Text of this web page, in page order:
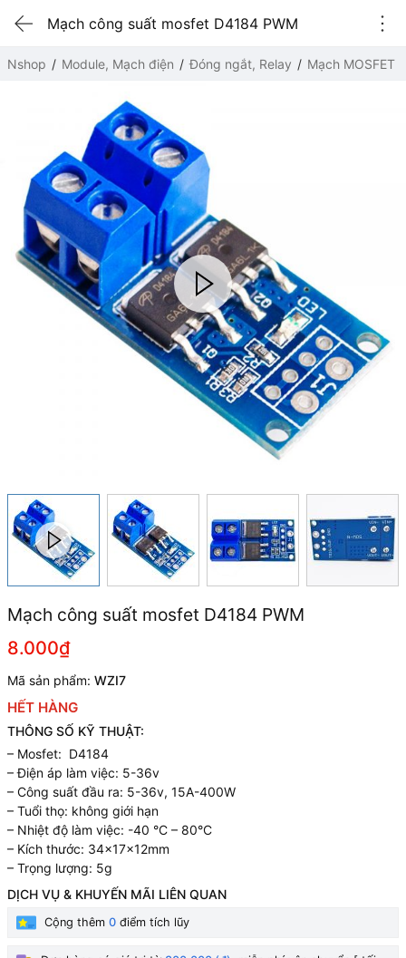
Mạch công suất mosfet D4184 PWM
Nshop Module, Mạch điện Đóng ngắt, Relay Mạch MOSFET
Mạch công suất mosfet D4184 PWM
8.000₫
Mã sản phẩm: WZI7
HẾT HÀNG
THÔNG SỐ KỸ THUẬT:
– Mosfet: D4184
– Điện áp làm việc: 5-36v
– Công suất đầu ra: 5-36v, 15A-400W
– Tuổi thọ: không giới hạn
– Nhiệt độ làm việc: -40 °C – 80°C
– Kích thước: 34x17x12mm
– Trọng lượng: 5g
DỊCH VỤ & KHUYẾN MÃI LIÊN QUAN
Cộng thêm 0 điểm tích lũy